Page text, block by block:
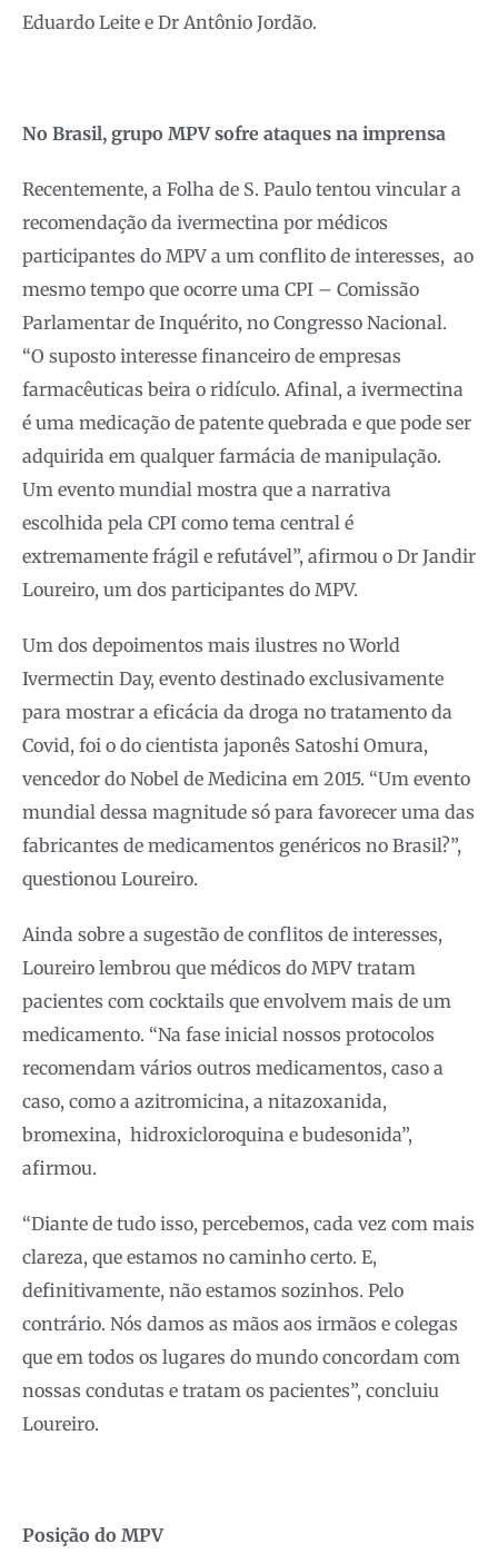
Eduardo Leite e Dr Antônio Jordão.
No Brasil, grupo MPV sofre ataques na imprensa
Recentemente, a Folha de S. Paulo tentou vincular a
recomendação da ivermectina por médicos
participantes do MPV a um conflito de interesses, ao
mesmo tempo que ocorre uma CPI – Comissão
Parlamentar de Inquérito, no Congresso Nacional.
“O suposto interesse financeiro de empresas
farmacêuticas beira o ridículo. Afinal, a ivermectina
é uma medicação de patente quebrada e que pode ser
adquirida em qualquer farmácia de manipulação.
Um evento mundial mostra que a narrativa
escolhida pela CPI como tema central é
extremamente frágil e refutável”, afirmou o Dr Jandir
Loureiro, um dos participantes do MPV.
Um dos depoimentos mais ilustres no World
Ivermectin Day, evento destinado exclusivamente
para mostrar a eficácia da droga no tratamento da
Covid, foi o do cientista japonês Satoshi Omura,
vencedor do Nobel de Medicina em 2015. “Um evento
mundial dessa magnitude só para favorecer uma das
fabricantes de medicamentos genéricos no Brasil?”,
questionou Loureiro.
Ainda sobre a sugestão de conflitos de interesses,
Loureiro lembrou que médicos do MPV tratam
pacientes com cocktails que envolvem mais de um
medicamento. “Na fase inicial nossos protocolos
recomendam vários outros medicamentos, caso a
caso, como a azitromicina, a nitazoxanida,
bromexina, hidroxicloroquina e budesonida”,
afirmou.
“Diante de tudo isso, percebemos, cada vez com mais
clareza, que estamos no caminho certo. E,
definitivamente, não estamos sozinhos. Pelo
contrário. Nós damos as mãos aos irmãos e colegas
que em todos os lugares do mundo concordam com
nossas condutas e tratam os pacientes”, concluiu
Loureiro.
Posição do MPV